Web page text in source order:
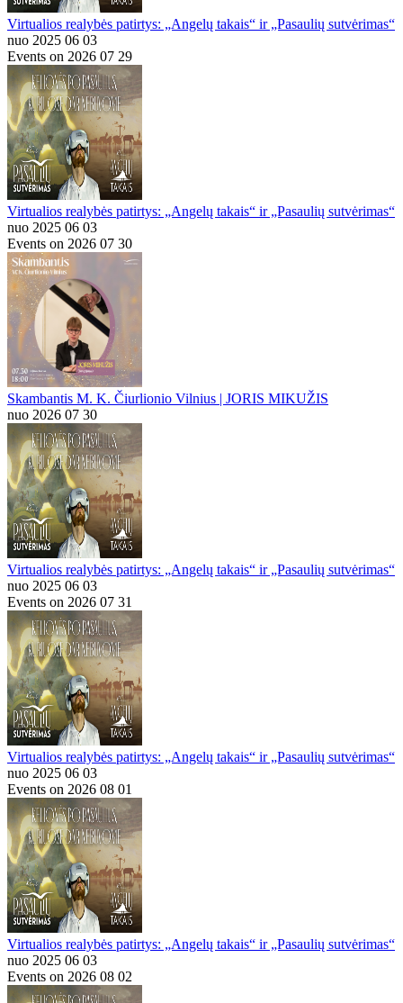
Virtualios realybės patirtys: „Angelų takais“ ir „Pasaulių sutvėrimas“
nuo 2025 06 03
Events on 2026 07 29
Virtualios realybės patirtys: „Angelų takais“ ir „Pasaulių sutvėrimas“
nuo 2025 06 03
Events on 2026 07 30
Skambantis M. K. Čiurlionio Vilnius | JORIS MIKUŽIS
nuo 2026 07 30
Virtualios realybės patirtys: „Angelų takais“ ir „Pasaulių sutvėrimas“
nuo 2025 06 03
Events on 2026 07 31
Virtualios realybės patirtys: „Angelų takais“ ir „Pasaulių sutvėrimas“
nuo 2025 06 03
Events on 2026 08 01
Virtualios realybės patirtys: „Angelų takais“ ir „Pasaulių sutvėrimas“
nuo 2025 06 03
Events on 2026 08 02